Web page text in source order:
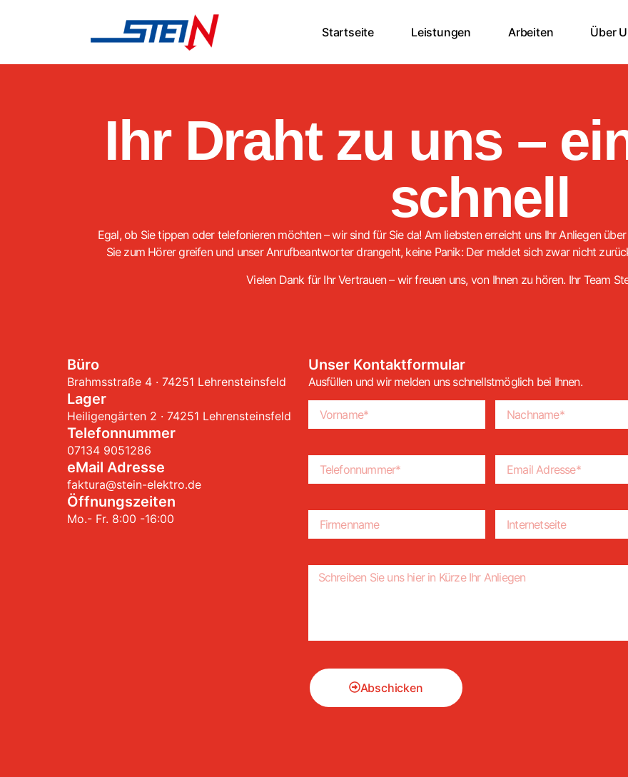
Startseite Leistungen Arbeiten Über
Ihr Draht zu uns –
schnell
Egal, ob Sie tippen oder telefonieren möchten – wir sind für Sie da! Am liebsten erreicht uns Ihr Anliegen
Sie zum Hörer greifen und unser Anrufbeantworter drangeht, keine Panik: Der meldet sich zwar nicht
Vielen Dank für Ihr Vertrauen – wir freuen uns, von Ihnen zu hören. Ihr Team
Büro
Brahmsstraße 4 · 74251 Lehrensteinsfeld
Lager
Heiligengärten 2 · 74251 Lehrensteinsfeld
Telefonnummer
07134 9051286
eMail Adresse
faktura@stein-elektro.de
Öffnungszeiten
Mo.- Fr. 8:00 -16:00
Unser Kontaktformular
Ausfüllen und wir melden uns schnellstmöglich bei Ihnen.
Abschicken